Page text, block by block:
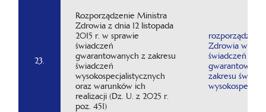
23.
Rozporządzenie Ministra
Zdrowia z dnia 12 listopada
2015 r. w sprawie
świadczeń
gwarantowanych z zakresu
świadczeń
wysokospecjalistycznych
oraz warunków ich
realizacji (Dz. U. z 2025 r.
poz. 451)
Zdrowia w
świadczeń
zakresu